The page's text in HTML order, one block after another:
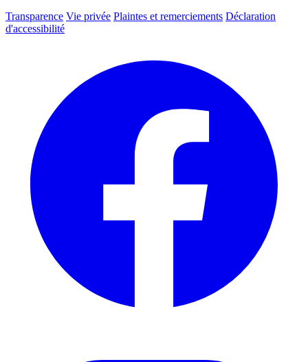
Transparence Vie privée Plaintes et remerciements Déclaration
d'accessibilité